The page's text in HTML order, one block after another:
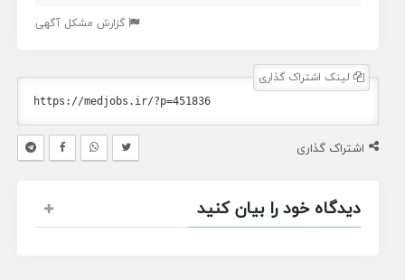
گزارش مشکل آگهی
لینک اشتراک گذاری
اشتراک گذاری
دیدگاه خود را بیان کنید